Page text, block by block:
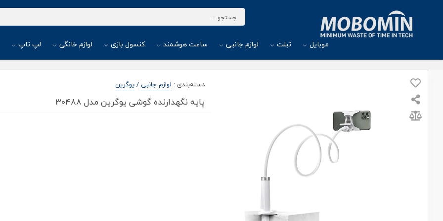
موبایل تبلت لوازم جانبی ساعت هوشمند کنسول بازی لوازم خانگی لپ تاپ
دسته‌بندی : لوازم جانبی /یوگرین
پایه نگهدارنده گوشی یوگرین مدل 30488